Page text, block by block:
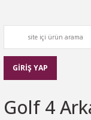
GİRİŞ YAP
Golf 4